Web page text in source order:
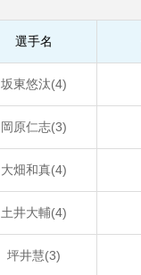
選手名
坂東悠汰(4)
岡原仁志(3)
大畑和真(4)
土井大輔(4)
坪井慧(3)